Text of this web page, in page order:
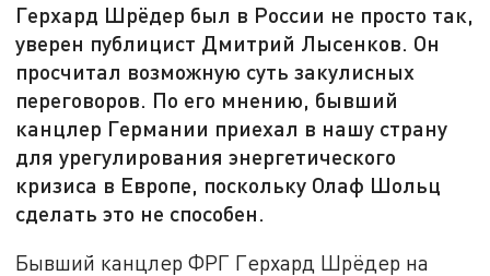
Герхард Шрёдер был в России не просто так,
уверен публицист Дмитрий Лысенков. Он
просчитал возможную суть закулисных
переговоров. По его мнению, бывший
канцлер Германии приехал в нашу страну
для урегулирования энергетического
кризиса в Европе, поскольку Олаф Шольц
сделать это не способен.
Бывший канцлер ФРГ Герхард Шрёдер на